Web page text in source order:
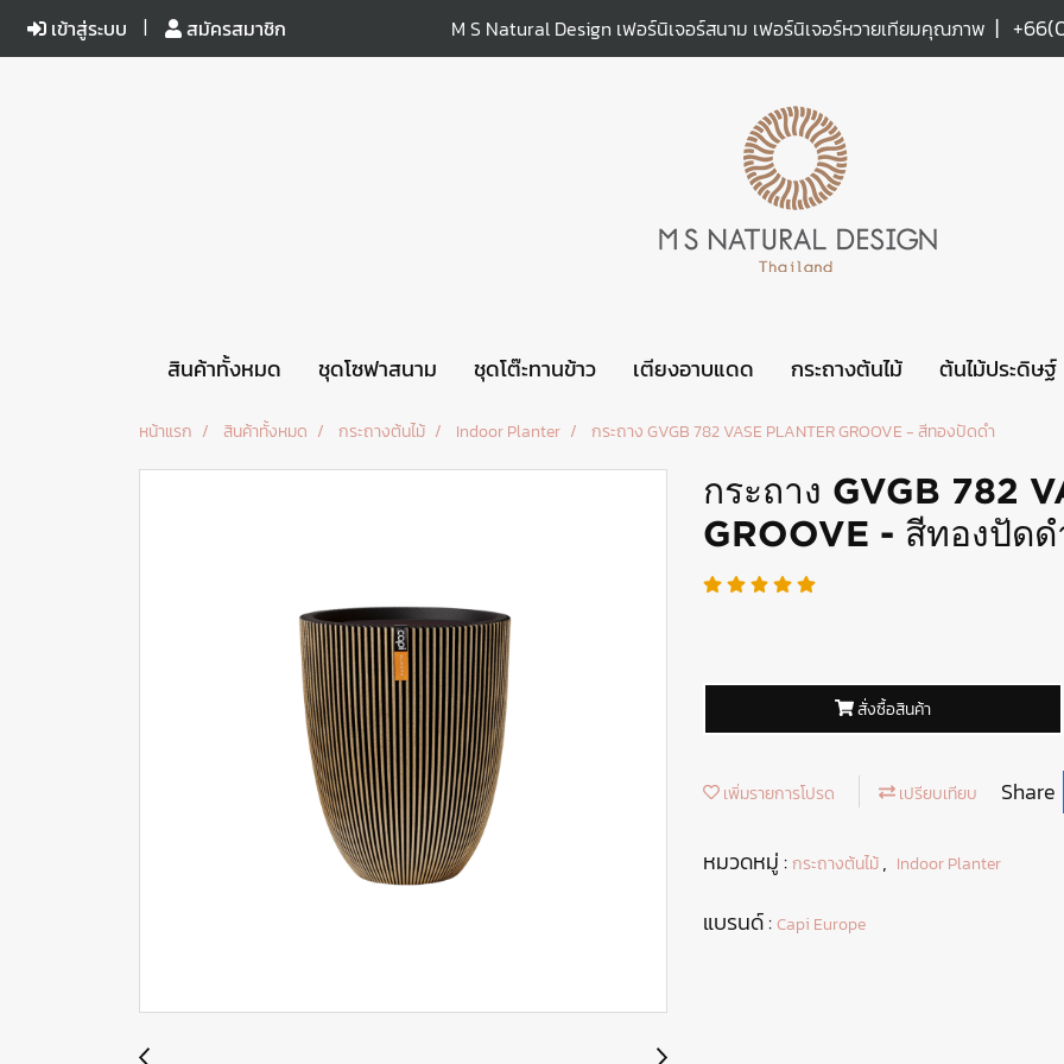
เข้าสู่ระบบ สมัครสมาชิก M S Natural Design เฟอร์นิเจอร์สนาม เฟอร์นิเจอร์หวายเทียมคุณภาพ |
สินค้าทั้งหมด ชุดโซฟาสนาม ชุดโต๊ะทานข้าว เตียงอาบแดด กระถางต้นไม้ ต้นไม้ประดิษฐ์
หน้าแรก สินค้าทั้งหมด กระถางต้นไม้ Indoor Planter กระถาง GVGB 782 VASE PLANTER GROOVE - สีทองปัดดำ
กระถาง GVGB 782
GROOVE - สีทองปัดด
สั่งซื้อสินค้า
เพิ่มรายการโปรด เปรียบเทียบ Share
หมวดหมู่ :กระถางต้นไม้, Indoor Planter
แบรนด์ :Capi Europe